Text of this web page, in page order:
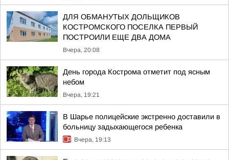
ДЛЯ ОБМАНУТЫХ ДОЛЬЩИКОВ
КОСТРОМСКОГО ПОСЕЛКА ПЕРВЫЙ
ПОСТРОИЛИ ЕЩЕ ДВА ДОМА
Вчера, 20:08
День города Кострома отметит под ясным
небом
Вчера, 19:21
В Шарье полицейские экстренно доставили в
больницу задыхающегося ребенка
Вчера, 19:13